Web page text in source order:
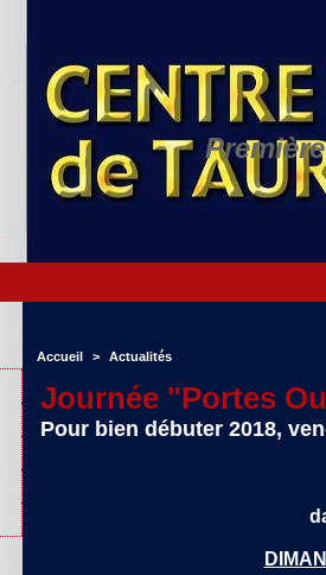
Accueil > Actualités
Journée "Portes
Pour bien débuter 2018,